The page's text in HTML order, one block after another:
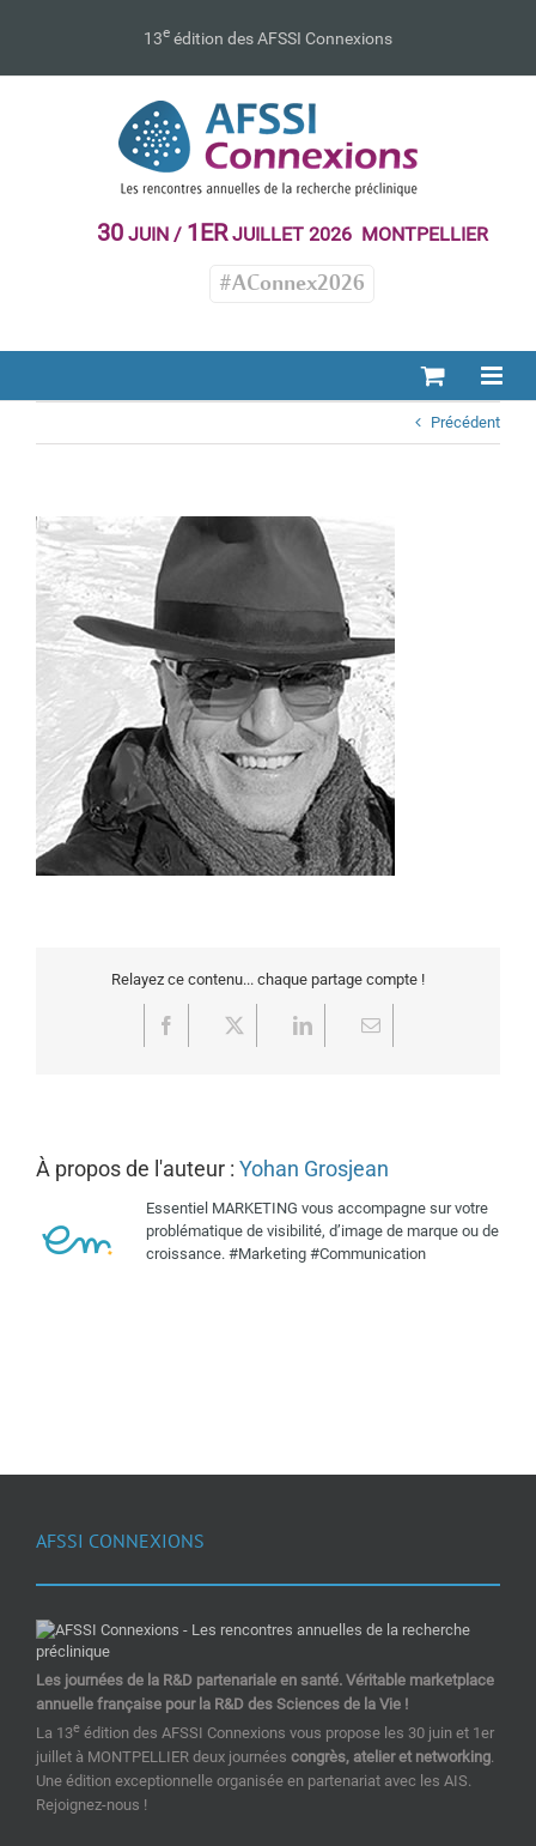
13e édition des AFSSI Connexions
30JUIN / 1ERJUILLET 2026 MONTPELLIER
#AConnex2026
Précédent
Relayez ce contenu... chaque partage compte !
Facebook LinkedInEmail
À propos de l'auteur : Yohan Grosjean
Essentiel MARKETING vous accompagne sur votre
problématique de visibilité, d’image de marque ou de
croissance. #Marketing #Communication
AFSSI CONNEXIONS
Les journées de la R&D partenariale en santé. Véritable marketplace
annuelle française pour la R&D des Sciences de la Vie !
La 13e édition des AFSSI Connexions vous propose les 30 juin et 1er
juillet à MONTPELLIER deux journées congrès, atelier et networking.
Une édition exceptionnelle organisée en partenariat avec les AIS.
Rejoignez-nous !